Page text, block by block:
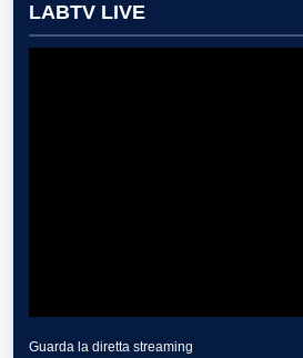
LABTV LIVE
Guarda la diretta streaming